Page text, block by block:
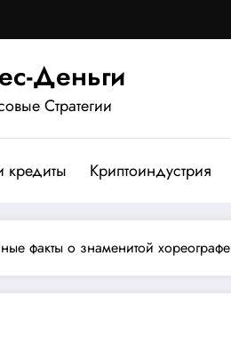
Деньги
Стратегии
кредиты Криптоиндустрия
факты о знаменитой хореографе